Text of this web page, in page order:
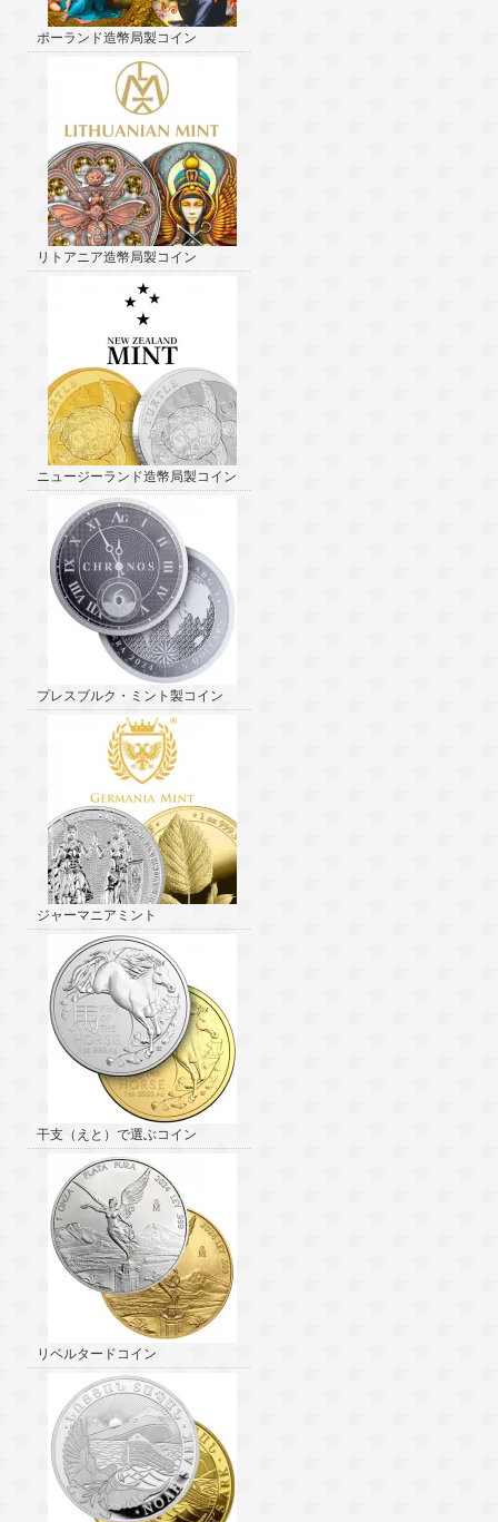
ポーランド造幣局製コイン
リトアニア造幣局製コイン
ニュージーランド造幣局製コイン
プレスブルク・ミント製コイン
ジャーマニアミント
干支（えと）で選ぶコイン
リベルタードコイン